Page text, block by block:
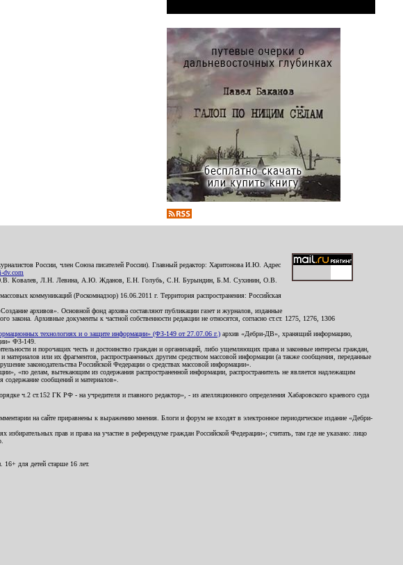
России, член Союза писателей России). Главный редактор: Харитонова И.Ю. Адрес
dv.com
Ю.В. Ковалев, Л.Н. Левина, А.Ю. Жданов, Е.Н. Голубь, С.Н. Бурындин, Б.М. Сухинин, О.В.
коммуникаций (Роскомнадзор) 16.06.2011 г. Территория распространения: Российская
архивов». Основной фонд архива составляют публикации газет и журналов, изданные
Архивные документы к частной собственности редакции не относятся, согласно ст.ст. 1275, 1276, 1306
технологиях и о защите информации» (ФЗ-149 от 27.07.06 г.) архив «Дебри-ДВ», хранящий информацию,
ФЗ-149.
и порочащих честь и достоинство граждан и организаций, либо ущемляющих права и законные интересы граждан,
или их фрагментов, распространенных другим средством массовой информации (а также сообщения, переданные
законодательства Российской Федерации о средствах массовой информации».
«по делам, вытекающим из содержания распространенной информации, распространитель не является надлежащим
содержание сообщений и материалов».
ч.2 ст.152 ГК РФ - на учредителя и главного редактор», - из апелляционного определения Хабаровского краевого суда
на сайте приравнены к выражению мнения. Блоги и форум не входят в электронное периодическое издание «Дебри-
прав и права на участие в референдуме граждан Российской Федерации»; считать, там где не указано: лицо
для детей старше 16 лет.